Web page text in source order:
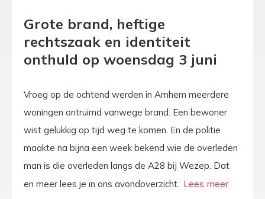
Grote brand, heftige
rechtszaak en identiteit
onthuld op woensdag 3 juni
Vroeg op de ochtend werden in Arnhem meerdere
woningen ontruimd vanwege brand. Een bewoner
wist gelukkig op tijd weg te komen. En de politie
maakte na bijna een week bekend wie de overleden
man is die overleden langs de A28 bij Wezep. Dat
en meer lees je in ons avondoverzicht.